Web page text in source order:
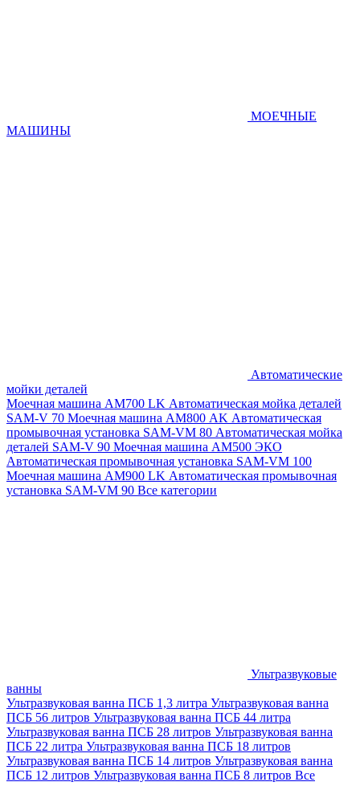
МОЕЧНЫЕ
МАШИНЫ
Автоматические
мойки деталей
Моечная машина AM700 LK Автоматическая мойка деталей
SAM-V 70 Моечная машина АМ800 AK Автоматическая
промывочная установка SAM-VM 80 Автоматическая мойка
деталей SAM-V 90 Моечная машина АМ500 ЭКО
Автоматическая промывочная установка SAM-VM 100
Моечная машина AM900 LK Автоматическая промывочная
установка SAM-VM 90 Все категории
Ультразвуковые
ванны
Ультразвуковая ванна ПСБ 1,3 литра Ультразвуковая ванна
ПСБ 56 литров Ультразвуковая ванна ПСБ 44 литра
Ультразвуковая ванна ПСБ 28 литров Ультразвуковая ванна
ПСБ 22 литра Ультразвуковая ванна ПСБ 18 литров
Ультразвуковая ванна ПСБ 14 литров Ультразвуковая ванна
ПСБ 12 литров Ультразвуковая ванна ПСБ 8 литров Все